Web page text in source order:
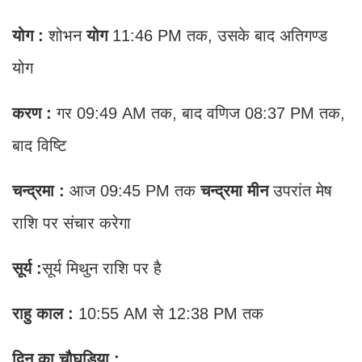
योग :शोभनयोग11:46 PM तक, उसके बाद अतिगण्ड
योग
करण : गर 09:49 AM तक, बाद वणिज 08:37 PM तक,
बाद विष्टि
चन्द्रमा : आज 09:45 PM तकचन्द्रमा मीनउपरांत मेष
राशि पर संचार करेगा
सूर्य :सूर्य मिथुन राशि पर है
राहु काल : 10:55 AM से 12:38 PM तक